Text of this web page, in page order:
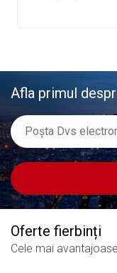
Afla primul
Oferte fierbinți
Cele mai